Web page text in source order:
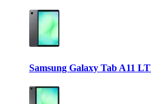
Samsung Galaxy Tab A11